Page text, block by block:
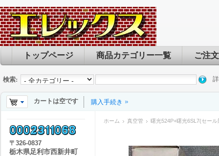
トップページ 商品カテゴリー一覧 ご注
検索:
カートは空です 購入手続き
ホーム 真空管 曙光524P+曙光6SL7(セール
〒 326-0837
栃木県足利市西新井町